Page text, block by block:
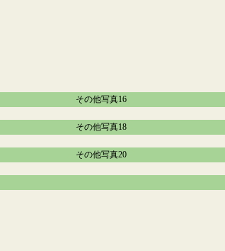
その他写真16
その他写真18
その他写真20